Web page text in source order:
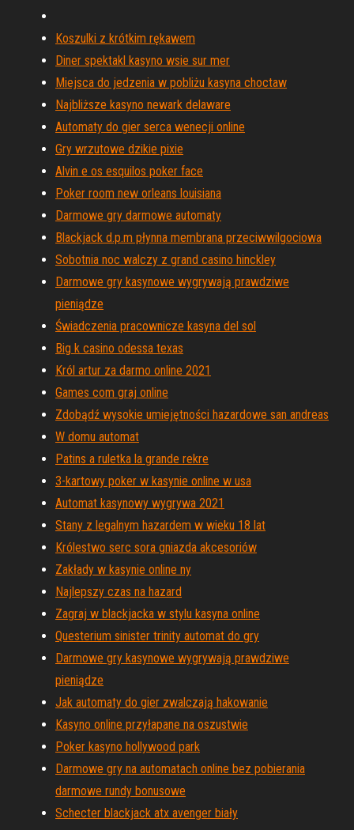
Koszulki z krótkim rękawem
Diner spektakl kasyno wsie sur mer
Miejsca do jedzenia w pobliżu kasyna choctaw
Najbliższe kasyno newark delaware
Automaty do gier serca wenecji online
Gry wrzutowe dzikie pixie
Alvin e os esquilos poker face
Poker room new orleans louisiana
Darmowe gry darmowe automaty
Blackjack d.p.m płynna membrana przeciwwilgociowa
Sobotnia noc walczy z grand casino hinckley
Darmowe gry kasynowe wygrywają prawdziwe
pieniądze
Świadczenia pracownicze kasyna del sol
Big k casino odessa texas
Król artur za darmo online 2021
Games com graj online
Zdobądź wysokie umiejętności hazardowe san andreas
W domu automat
Patins a ruletka la grande rekre
3-kartowy poker w kasynie online w usa
Automat kasynowy wygrywa 2021
Stany z legalnym hazardem w wieku 18 lat
Królestwo serc sora gniazda akcesoriów
Zakłady w kasynie online ny
Najlepszy czas na hazard
Zagraj w blackjacka w stylu kasyna online
Questerium sinister trinity automat do gry
Darmowe gry kasynowe wygrywają prawdziwe
pieniądze
Jak automaty do gier zwalczają hakowanie
Kasyno online przyłapane na oszustwie
Poker kasyno hollywood park
Darmowe gry na automatach online bez pobierania
darmowe rundy bonusowe
Schecter blackjack atx avenger biały